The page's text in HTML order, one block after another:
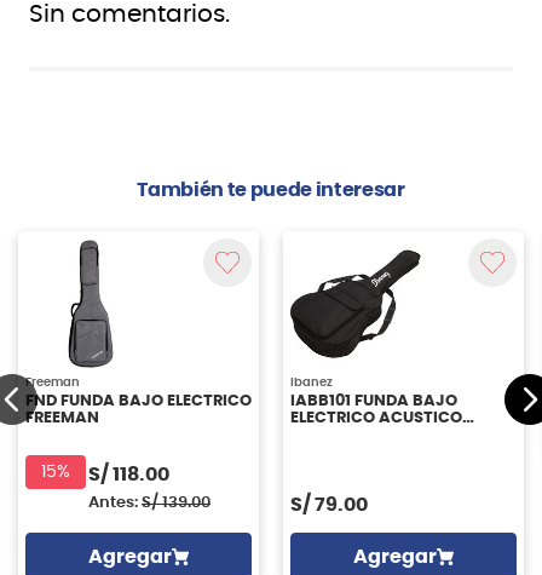
Sin comentarios.
También te puede interesar
Freeman
FND FUNDA BAJO ELECTRICO
FREEMAN
15% S/ 118.00
Antes: S/ 139.00
Agregar
Ibanez
IABB101 FUNDA BAJO
ELECTRICO ACUSTICO
S/ 79.00
Agregar